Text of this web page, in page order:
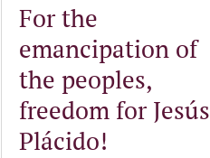
For the
emancipation of
the peoples,
freedom for Jesús
Plácido!